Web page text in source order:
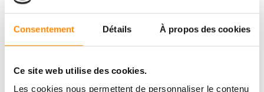
Consentement Détails À propos des cookies
Ce site web utilise des cookies.
Les cookies nous permettent de personnaliser le contenu
Vetedy, fabricant de terrasse en bardage en bois à
fixation invisible est fière d’annoncer son
photovoltaïques, marquant ainsi une étape